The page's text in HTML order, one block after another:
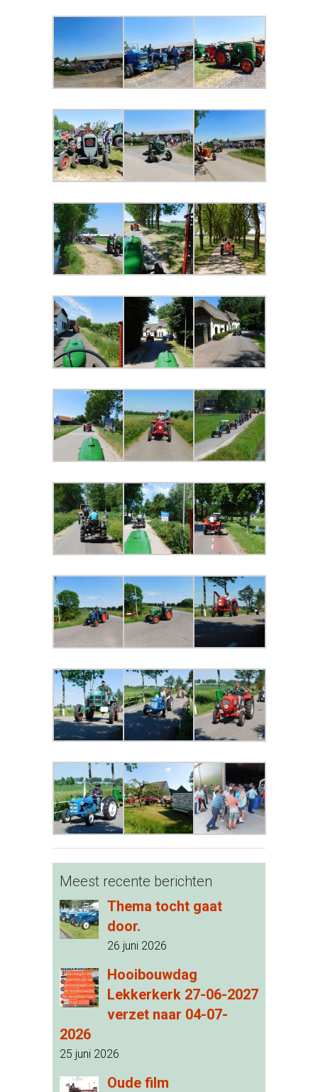
Meest recente berichten
Thema tocht gaat
door.
26 juni 2026
Hooibouwdag
Lekkerkerk 27-06-2027
verzet naar 04-07-
2026
25 juni 2026
Oude film